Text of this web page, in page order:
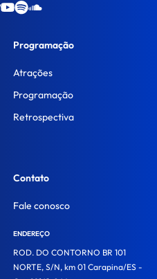
Programação
Atrações
Programação
Retrospectiva
Contato
Fale conosco
ENDEREÇO
ROD. DO CONTORNO BR 101
NORTE, S/N, km 01 Carapina/ES -